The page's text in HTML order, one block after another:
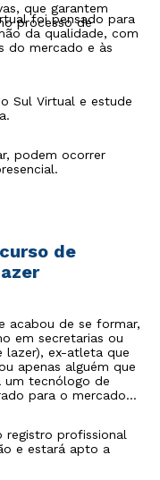
que garantem
processo de
foi pensado para
da qualidade, com
do mercado e às
Sul Virtual e estude
podem ocorrer
de
acabou de se formar,
em secretarias ou
lazer), ex-atleta que
apenas alguém que
um tecnólogo de
para o mercado
registro profissional
e estará apto a